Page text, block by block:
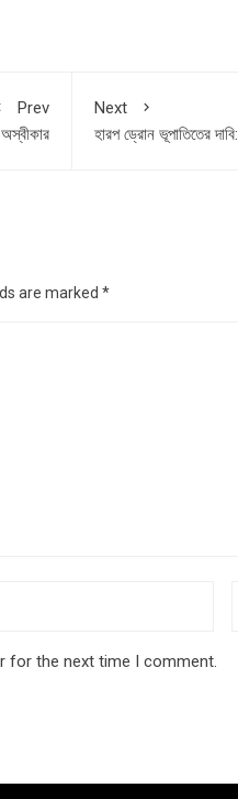
Prev
Next
হারপ ড্রোন ভূপাতিতের
are marked *
for the next time I comment.